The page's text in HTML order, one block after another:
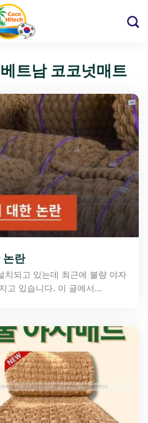
베트남 코코넛매트
논란
치되고 있는데 최근에 불량 야자
고 있습니다. 이 글에서...